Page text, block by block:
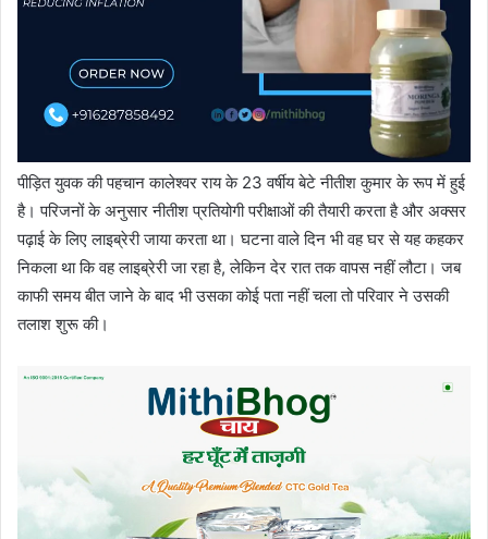
पीड़ित युवक की पहचान कालेश्वर राय के 23 वर्षीय बेटे नीतीश कुमार के रूप में हुई
है। परिजनों के अनुसार नीतीश प्रतियोगी परीक्षाओं की तैयारी करता है और अक्सर
पढ़ाई के लिए लाइब्रेरी जाया करता था। घटना वाले दिन भी वह घर से यह कहकर
निकला था कि वह लाइब्रेरी जा रहा है, लेकिन देर रात तक वापस नहीं लौटा। जब
काफी समय बीत जाने के बाद भी उसका कोई पता नहीं चला तो परिवार ने उसकी
तलाश शुरू की।